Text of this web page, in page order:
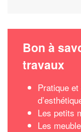
Bon à
travaux
Pratique
Les petits
Les